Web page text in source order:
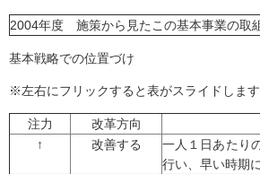
2004年度 施策から見たこの基本事業の取
基本戦略での位置づけ
※左右にフリックすると表がスライドします
注力 改革方向
↑
改善する
一人１日あたり
行い、早い時期